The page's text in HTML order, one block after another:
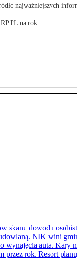
najważniejszych
na rok.
skanu dowodu
NIK wini
wynajęcia auta. Kary
przez rok. Resort